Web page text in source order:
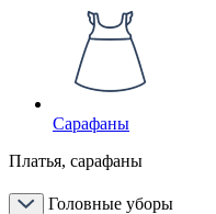
Сарафаны
Платья, сарафаны
Головные уборы